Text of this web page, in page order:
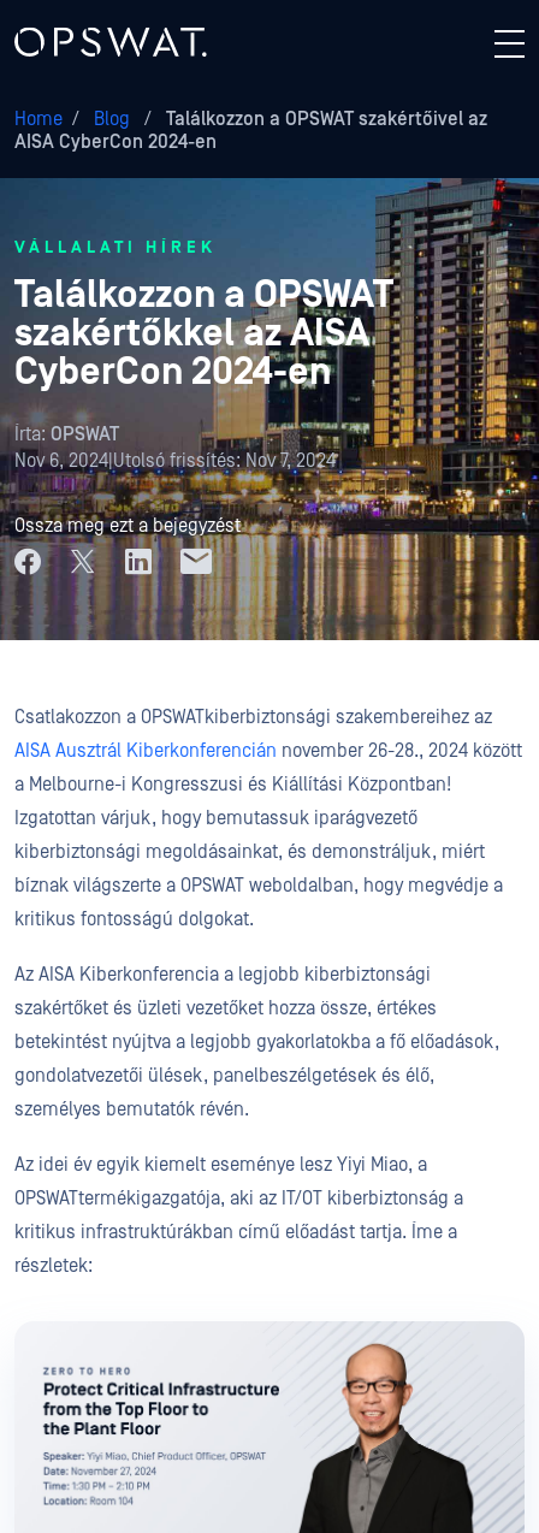
Home / Blog /
Találkozzon a OPSWAT szakértőivel az
AISA CyberCon 2024-en
VÁLLALATI HÍREK
Találkozzon a OPSWAT
szakértőkkel az AISA
CyberCon 2024-en
Írta: OPSWAT
Nov 6, 2024|Utolsó frissítés:Nov 7, 2024
Ossza meg ezt a bejegyzést
Csatlakozzon a OPSWATkiberbiztonsági szakembereihez az
AISA Ausztrál Kiberkonferencián november 26-28., 2024 között
a Melbourne-i Kongresszusi és Kiállítási Központban!
Izgatottan várjuk, hogy bemutassuk iparágvezető
kiberbiztonsági megoldásainkat, és demonstráljuk, miért
bíznak világszerte a OPSWAT weboldalban, hogy megvédje a
kritikus fontosságú dolgokat.
Az AISA Kiberkonferencia a legjobb kiberbiztonsági
szakértőket és üzleti vezetőket hozza össze, értékes
betekintést nyújtva a legjobb gyakorlatokba a fő előadások,
gondolatvezetői ülések, panelbeszélgetések és élő,
személyes bemutatók révén.
Az idei év egyik kiemelt eseménye lesz Yiyi Miao, a
OPSWATtermékigazgatója, aki az IT/OT kiberbiztonság a
kritikus infrastruktúrákban című előadást tartja. Íme a
részletek: